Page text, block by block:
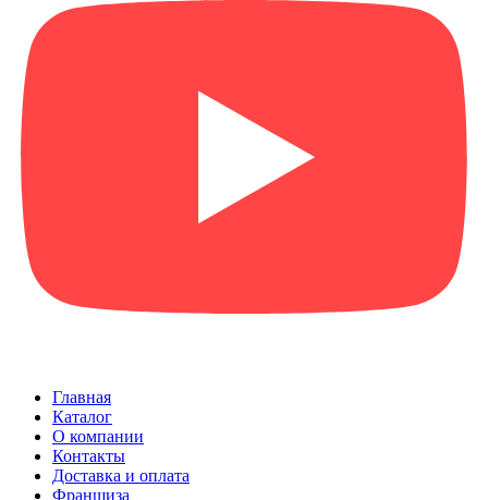
Главная
Каталог
О компании
Контакты
Доставка и оплата
Франшиза